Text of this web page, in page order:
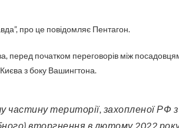
про це повідомляє Пентагон.
перед початком переговорів між
з боку Вашингтона.
вторгнення в лютому 2022